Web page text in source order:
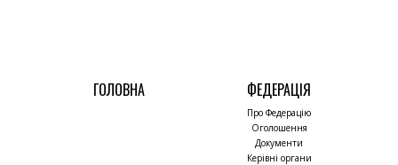
ГОЛОВНА ФЕДЕРАЦІЯ
Про Федерацію
Оголошення
Документи
Керівні органи